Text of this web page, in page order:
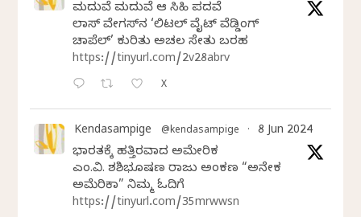
ಮದುವೆ ಮದುವೆ ಆ ಸಿಹಿ ಪದವೆ
ಲಾಸ್‌ ವೇಗಸ್‌ನ ‘ಲಿಟಲ್ ವೈಟ್ ವೆಡ್ಡಿಂಗ್
ಚಾಪೆಲ್’ ಕುರಿತು ಅಚಲ ಸೇತು ಬರಹ
https://tinyurl.com/2v28abrv
X
Kendasampige @kendasampige · 8 Jun 2024
ಭಾರತಕ್ಕೆ ಹತ್ತಿರವಾದ ಅಮೇರಿಕ
ಎಂ.ವಿ. ಶಶಿಭೂಷಣ ರಾಜು ಅಂಕಣ “ಅನೇಕ
ಅಮೆರಿಕಾ” ನಿಮ್ಮ ಓದಿಗೆ
https://tinyurl.com/35mrwwsn